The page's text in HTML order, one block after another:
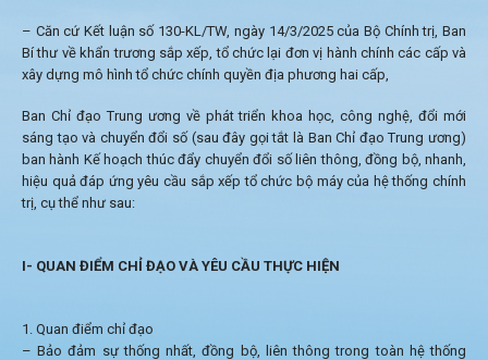
– Căn cứ Kết luận số 130-KL/TW, ngày 14/3/2025 của Bộ Chính trị, Ban
Bí thư về khẩn trương sắp xếp, tổ chức lại đơn vị hành chính các cấp và
xây dựng mô hình tổ chức chính quyền địa phương hai cấp,
Ban Chỉ đạo Trung ương về phát triển khoa học, công nghệ, đổi mới
sáng tạo và chuyển đổi số (sau đây gọi tắt là Ban Chỉ đạo Trung ương)
ban hành Kế hoạch thúc đẩy chuyển đổi số liên thông, đồng bộ, nhanh,
hiệu quả đáp ứng yêu cầu sắp xếp tổ chức bộ máy của hệ thống chính
trị, cụ thể như sau:
I- QUAN ĐIỂM CHỈ ĐẠO VÀ YÊU CẦU THỰC HIỆN
1. Quan điểm chỉ đạo
– Bảo đảm sự thống nhất, đồng bộ, liên thông trong toàn hệ thống